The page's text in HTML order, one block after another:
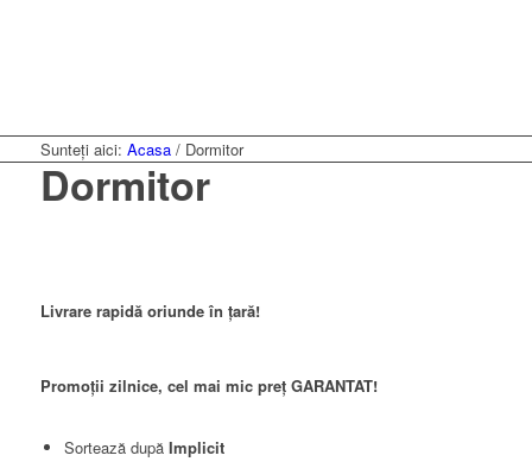
Sunteți aici: Acasa / Dormitor
Dormitor
Livrare rapidă oriunde în țară!
Promoții zilnice, cel mai mic preț GARANTAT!
Sortează după Implicit